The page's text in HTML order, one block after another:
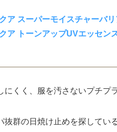
ア スーパーモイスチャーバ
ア トーンアップUVエッセン
にくく、服を汚さないプチプ
抜群の日焼け止めを探してい